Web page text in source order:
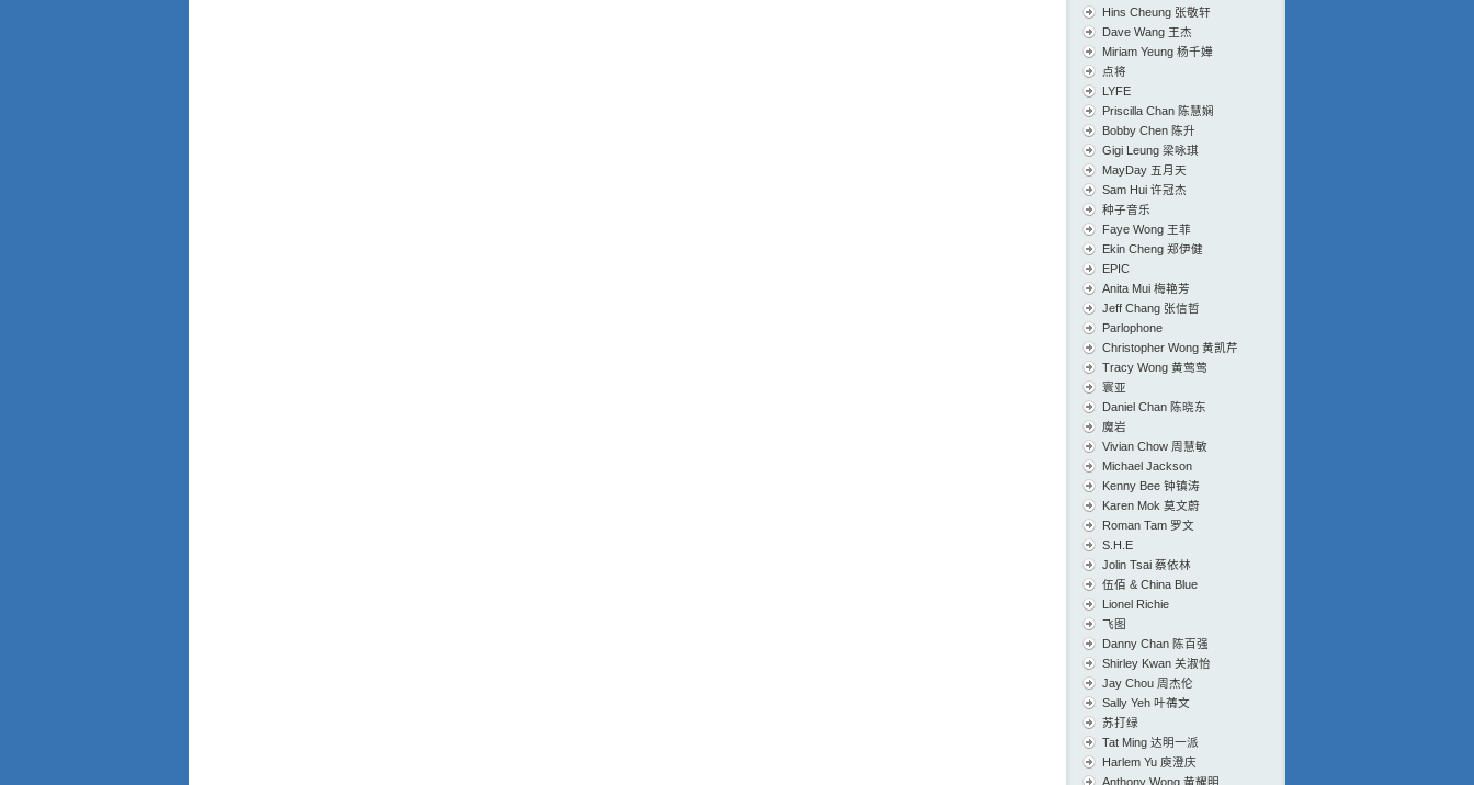
Hins Cheung 张敬轩
Dave Wang 王杰
Miriam Yeung 杨千嬅
点将
LYFE
Priscilla Chan 陈慧娴
Bobby Chen 陈升
Gigi Leung 梁咏琪
MayDay 五月天
Sam Hui 许冠杰
种子音乐
Faye Wong 王菲
Ekin Cheng 郑伊健
EPIC
Anita Mui 梅艳芳
Jeff Chang 张信哲
Parlophone
Christopher Wong 黄凯芹
Tracy Wong 黄莺莺
寰亚
Daniel Chan 陈晓东
魔岩
Vivian Chow 周慧敏
Michael Jackson
Kenny Bee 钟镇涛
Karen Mok 莫文蔚
Roman Tam 罗文
S.H.E
Jolin Tsai 蔡依林
伍佰 & China Blue
Lionel Richie
飞图
Danny Chan 陈百强
Shirley Kwan 关淑怡
Jay Chou 周杰伦
Sally Yeh 叶蒨文
苏打绿
Tat Ming 达明一派
Harlem Yu 庾澄庆
Anthony Wong 黄耀明